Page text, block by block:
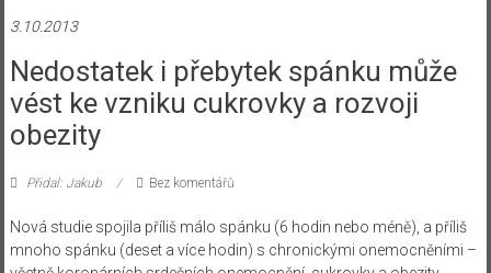
3.10.2013
Nedostatek i přebytek spánku může
vést ke vzniku cukrovky a rozvoji
obezity
Přidal: Jakub Bez komentářů
Nová studie spojila příliš málo spánku (6 hodin nebo méně), a příliš
mnoho spánku (deset a více hodin) s chronickými onemocněními –